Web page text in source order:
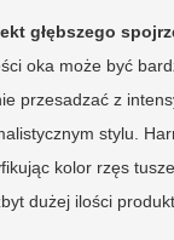
głębszego
oka może być
przesadzać z
stylu.
kolor rzęs
dużej ilości